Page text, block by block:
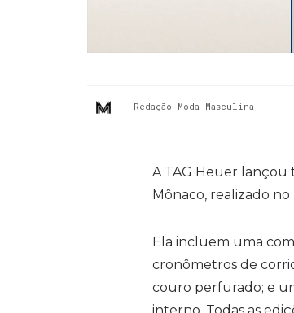
Redação Moda Masculina
A TAG Heuer lançou
Mônaco, realizado
Ela incluem uma
cronômetros de
couro perfurado; e